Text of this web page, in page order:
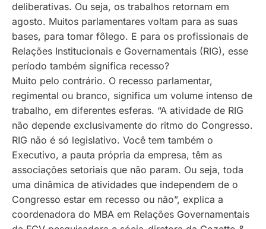
deliberativas. Ou seja, os trabalhos retornam em
agosto. Muitos parlamentares voltam para as suas
bases, para tomar fôlego. E para os profissionais de
Relações Institucionais e Governamentais (RIG), esse
período também significa recesso?
Muito pelo contrário. O recesso parlamentar,
regimental ou branco, significa um volume intenso de
trabalho, em diferentes esferas. “A atividade de RIG
não depende exclusivamente do ritmo do Congresso.
RIG não é só legislativo. Você tem também o
Executivo, a pauta própria da empresa, têm as
associações setoriais que não param. Ou seja, toda
uma dinâmica de atividades que independem de o
Congresso estar em recesso ou não”, explica a
coordenadora do MBA em Relações Governamentais